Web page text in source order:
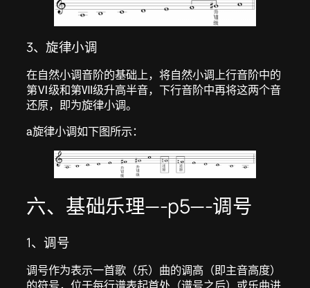
3、旋律小调
在自然小调音阶的基础上，将自然小调上行音阶中的
第Ⅵ级和第Ⅶ级升高半音，下行音阶中再将这两个音
还原，即为旋律小调。
a旋律小调如下图所示：
六、基础乐理—-p5—-调号
1、调号
调号作为表示一首歌（乐）曲的调高（即主音高度）
的符号，位于每行谱表起首处（谱号之后）或乐曲进